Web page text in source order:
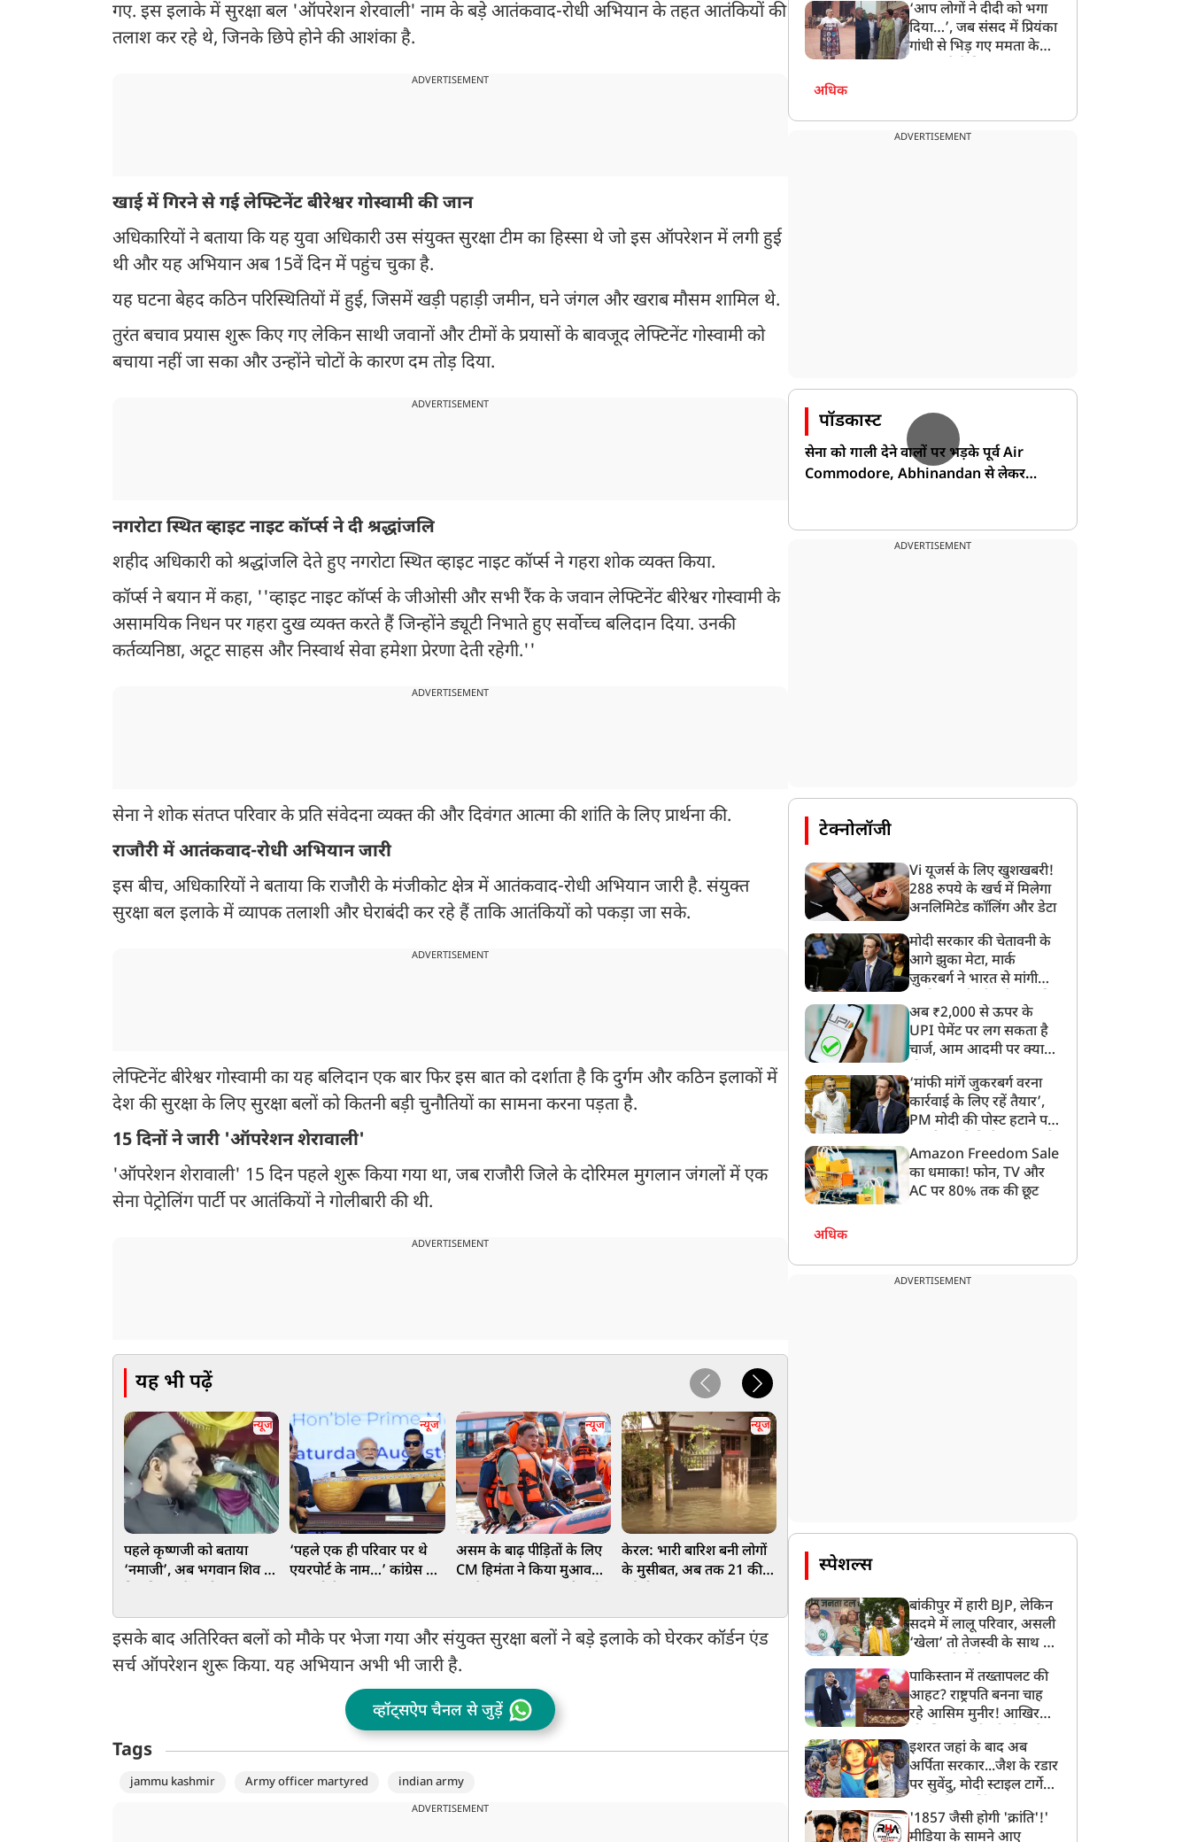
गए. इस इलाके में सुरक्षा बल 'ऑपरेशन शेरवाली' नाम के बड़े आतंकवाद-रोधी अभियान के तहत आतंकियों की
तलाश कर रहे थे, जिनके छिपे होने की आशंका है.
ADVERTISEMENT
खाई में गिरने से गई लेफ्टिनेंट बीरेश्वर गोस्वामी की जान
अधिकारियों ने बताया कि यह युवा अधिकारी उस संयुक्त सुरक्षा टीम का हिस्सा थे जो इस ऑपरेशन में लगी हुई
थी और यह अभियान अब 15वें दिन में पहुंच चुका है.
यह घटना बेहद कठिन परिस्थितियों में हुई, जिसमें खड़ी पहाड़ी जमीन, घने जंगल और खराब मौसम शामिल थे.
तुरंत बचाव प्रयास शुरू किए गए लेकिन साथी जवानों और टीमों के प्रयासों के बावजूद लेफ्टिनेंट गोस्वामी को
बचाया नहीं जा सका और उन्होंने चोटों के कारण दम तोड़ दिया.
ADVERTISEMENT
नगरोटा स्थित व्हाइट नाइट कॉर्प्स ने दी श्रद्धांजलि
शहीद अधिकारी को श्रद्धांजलि देते हुए नगरोटा स्थित व्हाइट नाइट कॉर्प्स ने गहरा शोक व्यक्त किया.
कॉर्प्स ने बयान में कहा, ''व्हाइट नाइट कॉर्प्स के जीओसी और सभी रैंक के जवान लेफ्टिनेंट बीरेश्वर गोस्वामी के
असामयिक निधन पर गहरा दुख व्यक्त करते हैं जिन्होंने ड्यूटी निभाते हुए सर्वोच्च बलिदान दिया. उनकी
कर्तव्यनिष्ठा, अटूट साहस और निस्वार्थ सेवा हमेशा प्रेरणा देती रहेगी.''
ADVERTISEMENT
सेना ने शोक संतप्त परिवार के प्रति संवेदना व्यक्त की और दिवंगत आत्मा की शांति के लिए प्रार्थना की.
राजौरी में आतंकवाद-रोधी अभियान जारी
इस बीच, अधिकारियों ने बताया कि राजौरी के मंजीकोट क्षेत्र में आतंकवाद-रोधी अभियान जारी है. संयुक्त
सुरक्षा बल इलाके में व्यापक तलाशी और घेराबंदी कर रहे हैं ताकि आतंकियों को पकड़ा जा सके.
ADVERTISEMENT
लेफ्टिनेंट बीरेश्वर गोस्वामी का यह बलिदान एक बार फिर इस बात को दर्शाता है कि दुर्गम और कठिन इलाकों में
देश की सुरक्षा के लिए सुरक्षा बलों को कितनी बड़ी चुनौतियों का सामना करना पड़ता है.
15 दिनों ने जारी 'ऑपरेशन शेरावाली'
'ऑपरेशन शेरावाली' 15 दिन पहले शुरू किया गया था, जब राजौरी जिले के दोरिमल मुगलान जंगलों में एक
सेना पेट्रोलिंग पार्टी पर आतंकियों ने गोलीबारी की थी.
ADVERTISEMENT
यह भी पढ़ें
न्यूज
पहले कृष्णजी को बताया
‘नमाजी’, अब भगवान शिव पर
हिंदू संगठन
न्यूज
‘पहले एक ही परिवार पर थे
एयरपोर्ट के नाम…’ कांग्रेस पर
न्यूज
असम के बाढ़ पीड़ितों के लिए
CM हिमंता ने किया मुआवजे
हजार
न्यूज
केरल: भारी बारिश बनी लोगों
के मुसीबत, अब तक 21 की
उदयनिधि स्टालिन अरेस्ट,
चेन्नई में बवाल; CM विजय का
मीनिंग' बात
का मामला
इसके बाद अतिरिक्त बलों को मौके पर भेजा गया और संयुक्त सुरक्षा बलों ने बड़े इलाके को घेरकर कॉर्डन एंड
सर्च ऑपरेशन शुरू किया. यह अभियान अभी भी जारी है.
व्हॉट्सऐप चैनल से जुड़ें
Tags
jammu kashmir Army officer martyred indian army
ADVERTISEMENT
‘आप लोगों ने दीदी को भगा
दिया…’, जब संसद में प्रियंका
गांधी से भिड़ गए ममता के
अधिक
ADVERTISEMENT
पॉडकास्ट
सेना को गाली देने वालों पर भड़के पूर्व Air
Commodore, Abhinandan से लेकर
ADVERTISEMENT
टेक्नोलॉजी
Vi यूजर्स के लिए खुशखबरी!
288 रुपये के खर्च में मिलेगा
अनलिमिटेड कॉलिंग और डेटा
मोदी सरकार की चेतावनी के
आगे झुका मेटा, मार्क
ज़ुकरबर्ग ने भारत से मांगी
अब ₹2,000 से ऊपर के
UPI पेमेंट पर लग सकता है
चार्ज, आम आदमी पर क्या
‘मांफी मांगें जुकरबर्ग वरना
कार्रवाई के लिए रहें तैयार’,
PM मोदी की पोस्ट हटाने पर
लगाई फटकार
Amazon Freedom Sale
का धमाका! फोन, TV और
AC पर 80% तक की छूट
अधिक
ADVERTISEMENT
स्पेशल्स
बांकीपुर में हारी BJP, लेकिन
सदमे में लालू परिवार, असली
‘खेला’ तो तेजस्वी के साथ हो
पाकिस्तान में तख्तापलट की
आहट? राष्ट्रपति बनना चाह
रहे आसिम मुनीर! आखिर
बनाया मोहरा?
इशरत जहां के बाद अब
अर्पिता सरकार...जैश के रडार
पर सुवेंदु, मोदी स्टाइल टार्गेट
बड़ा एक्शन!
'1857 जैसी होगी 'क्रांति'!'
मीडिया के सामने आए